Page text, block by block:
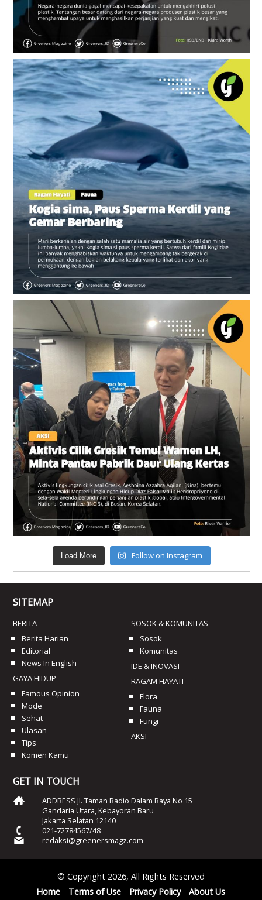
Load More Follow on Instagram
SITEMAP
BERITA
Berita Harian
Editorial
News In English
GAYA HIDUP
Famous Opinion
Mode
Sehat
Ulasan
Tips
Komen Kamu
SOSOK & KOMUNITAS
Sosok
Komunitas
IDE & INOVASI
RAGAM HAYATI
Flora
Fauna
Fungi
AKSI
GET IN TOUCH
ADDRESS Jl. Taman Radio Dalam Raya No 15
Gandaria Utara, Kebayoran Baru
Jakarta Selatan 12140
021-72784567/48
redaksi@greenersmagz.com
© Copyright 2026, All Rights Reserved
Home
Terms of Use Privacy Policy About Us